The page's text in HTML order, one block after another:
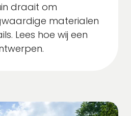
draait om
materialen
Lees hoe wij een